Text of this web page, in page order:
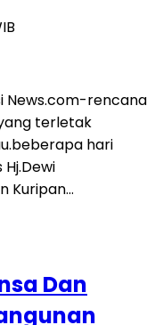
News.com-rencana
terletak
hari
Kuripan…
Dan